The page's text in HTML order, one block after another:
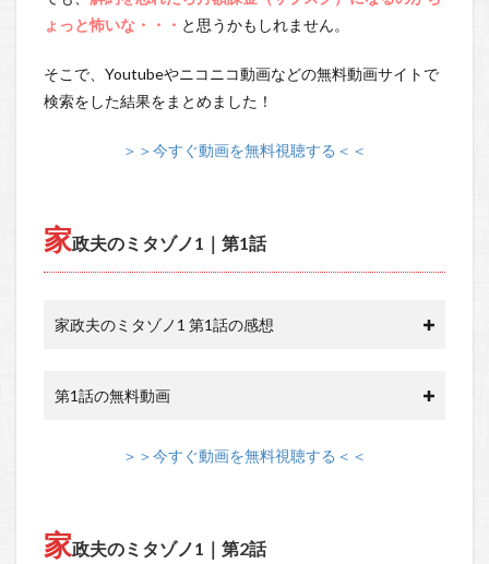
ょっと怖いな・・・ と思うかもしれません。
そこで、Youtubeやニコニコ動画などの無料動画サイトで
検索をした結果をまとめました！
＞＞今すぐ動画を無料視聴する＜＜
家政夫のミタゾノ1｜第1話
家政夫のミタゾノ1 第1話の感想
第1話の無料動画
＞＞今すぐ動画を無料視聴する＜＜
家政夫のミタゾノ1｜第2話